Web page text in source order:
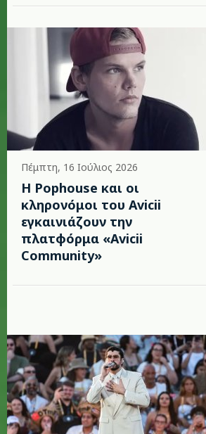
Πέμπτη, 16 Ιούλιος 2026
Η Pophouse και οι
κληρονόμοι του Avicii
εγκαινιάζουν την
πλατφόρμα «Avicii
Community»